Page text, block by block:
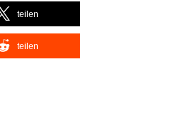
teilen
teilen